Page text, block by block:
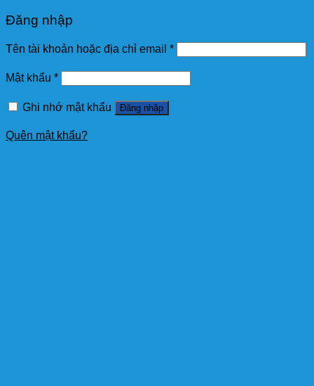
Đăng nhập
Tên tài khoản hoặc địa chỉ email *
Mật khẩu *
Ghi nhớ mật khẩu Đăng nhập
Quên mật khẩu?